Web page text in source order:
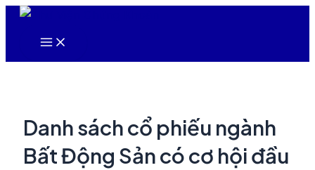
Nhảy
Main
Danh sách cổ phiếu ngành
Bất Động Sản có cơ hội đầu